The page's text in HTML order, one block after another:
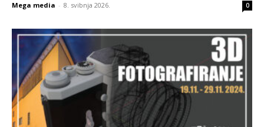
Mega media - 8. svibnja 2026. 0